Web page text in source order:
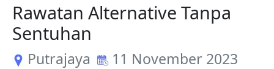
Rawatan Alternative Tanpa
Sentuhan
Putrajaya
11 November 2023